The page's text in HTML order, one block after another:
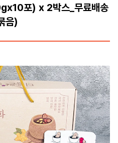
포) x 2박스_무료배송
음)